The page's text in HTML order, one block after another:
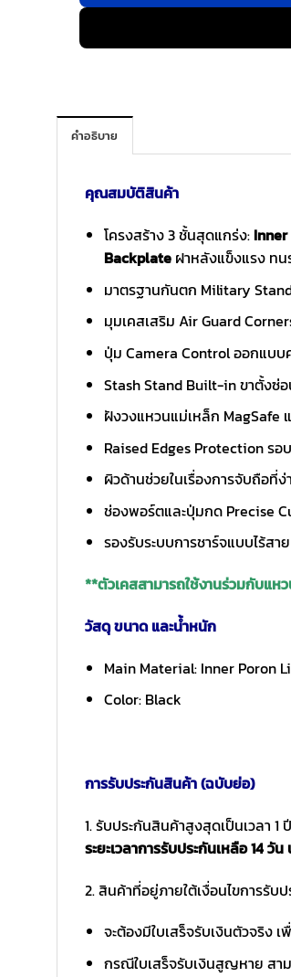
คำอธิบาย
คุณสมบัติสินค้า
โครงสร้าง 3 ชั้นสุดแกร่ง:
Backplateฝาหลังแข็งแรง ทน
มาตรฐานกันตก Military
มุมเคสเสริม Air Guard
ปุ่ม Camera Control ออกแบบ
Stash Stand Built-in ขาตั้งซ่
ฝังวงแหวนแม่เหล็ก MagSafe
Raised Edges Protection ร
ผิวด้านช่วยในเรื่องการจับถือที่
ช่องพอร์ตและปุ่มกด Precise
รองรับระบบการชาร์จแบบไร้ส
**ตัวเคสสามารถใช้งานร่วมกับแห
วัสดุ ขนาด และน้ำหนัก
Main Material: Inner Poron
Color: Black
การรับประกันสินค้า (ฉบับย่อ)
1. รับประกันสินค้าสูงสุดเป็นเวลา
ระยะเวลาการรับประกันเหลือ 14 วั
2. สินค้าที่อยู่ภายใต้เงื่อนไขการรั
จะต้องมีใบเสร็จรับเงินตัวจริง
กรณีใบเสร็จรับเงินสูญหาย สา